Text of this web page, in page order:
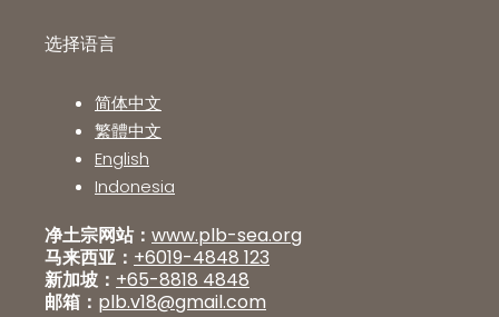
选择语言
简体中文
繁體中文
English
Indonesia
净土宗网站： www.plb-sea.org
马来西亚： +6019-4848 123
新加坡： +65-8818 4848
邮箱： plb.v18@gmail.com